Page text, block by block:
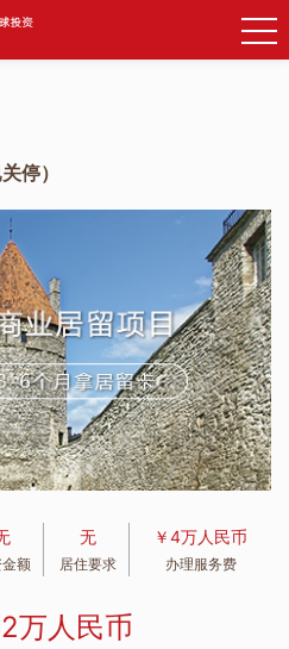
停）
额
无
居住要求
￥4万人民币
办理服务费
万人民币